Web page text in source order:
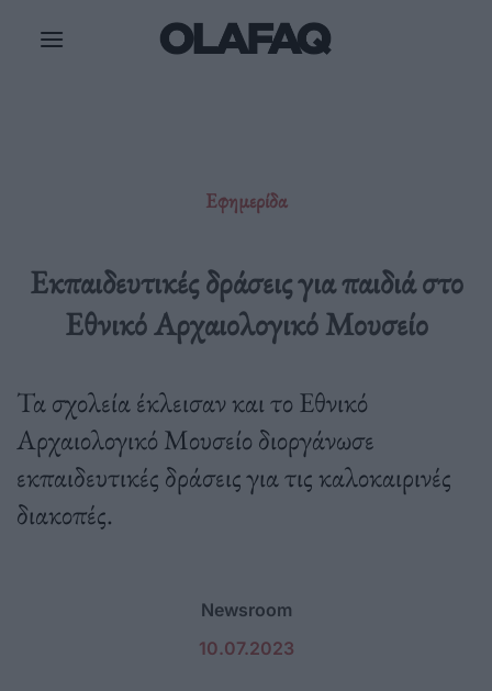
Εφημερίδα
Εκπαιδευτικές δράσεις για παιδιά στο
Εθνικό Αρχαιολογικό Μουσείο
Τα σχολεία έκλεισαν και το Εθνικό
Αρχαιολογικό Μουσείο διοργάνωσε
εκπαιδευτικές δράσεις για τις καλοκαιρινές
διακοπές.
Newsroom
10.07.2023